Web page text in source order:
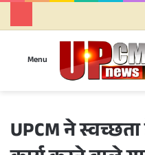
Menu
UPCM ने